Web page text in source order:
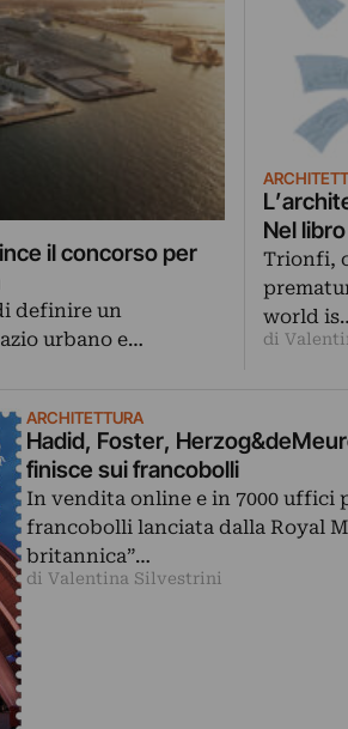
il concorso per
definire un
urbano e…
Nel
Trionfi,
world
di
ARCHITETTURA
Hadid, Foster,
finisce sui francobolli
In vendita online e in 7000 uffici
francobolli lanciata dalla Royal
britannica”…
di Valentina Silvestrini